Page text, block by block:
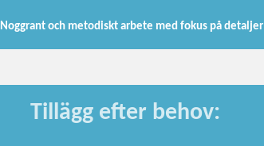
Noggrant och metodiskt arbete med fokus på detaljer
Tillägg efter behov: